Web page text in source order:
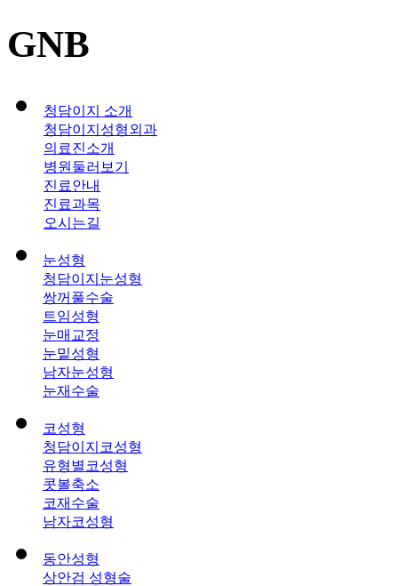
GNB
청담이지 소개
청담이지성형외과
의료진소개
병원둘러보기
진료안내
진료과목
오시는길
눈성형
청담이지눈성형
쌍꺼풀수술
트임성형
눈매교정
눈밑성형
남자눈성형
눈재수술
코성형
청담이지코성형
유형별코성형
콧볼축소
코재수술
남자코성형
동안성형
상안검 성형술